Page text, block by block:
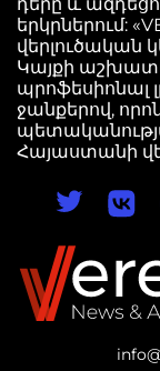
երկրներում:
վերլուծական
Կայքի
պրոֆեսիոնալ
ջանքերով,
Հայաստանի